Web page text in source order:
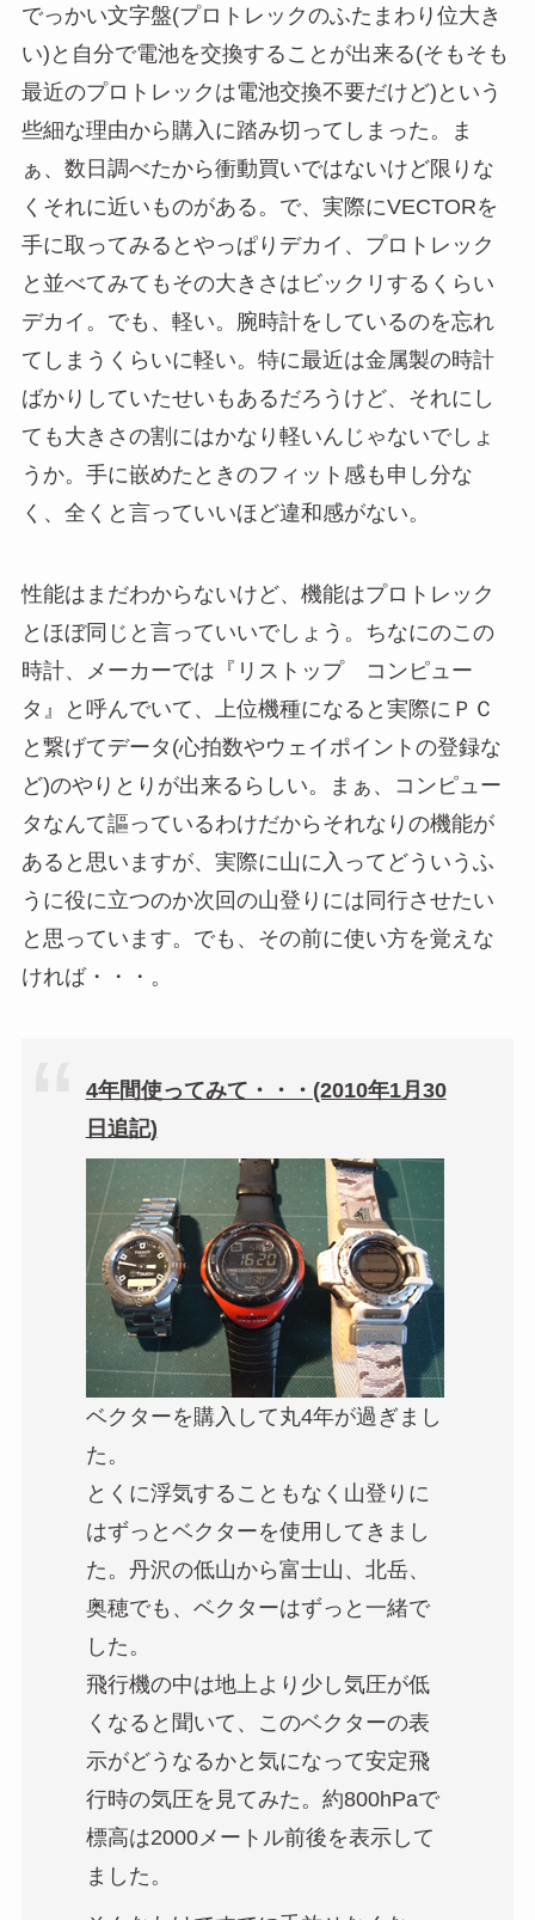
でっかい文字盤(プロトレックのふたまわり位大き
い)と自分で電池を交換することが出来る(そもそも
最近のプロトレックは電池交換不要だけど)という
些細な理由から購入に踏み切ってしまった。ま
ぁ、数日調べたから衝動買いではないけど限りな
くそれに近いものがある。で、実際にVECTORを
手に取ってみるとやっぱりデカイ、プロトレック
と並べてみてもその大きさはビックリするくらい
デカイ。でも、軽い。腕時計をしているのを忘れ
てしまうくらいに軽い。特に最近は金属製の時計
ばかりしていたせいもあるだろうけど、それにし
ても大きさの割にはかなり軽いんじゃないでしょ
うか。手に嵌めたときのフィット感も申し分な
く、全くと言っていいほど違和感がない。
性能はまだわからないけど、機能はプロトレック
とほぼ同じと言っていいでしょう。ちなにのこの
時計、メーカーでは『リストップ コンピュー
タ』と呼んでいて、上位機種になると実際にＰＣ
と繋げてデータ(心拍数やウェイポイントの登録な
ど)のやりとりが出来るらしい。まぁ、コンピュー
タなんて謳っているわけだからそれなりの機能が
あると思いますが、実際に山に入ってどういうふ
うに役に立つのか次回の山登りには同行させたい
と思っています。でも、その前に使い方を覚えな
ければ・・・。
4年間使ってみて・・・(2010年1月30
日追記)
ベクターを購入して丸4年が過ぎまし
た。
とくに浮気することもなく山登りに
はずっとベクターを使用してきまし
た。丹沢の低山から富士山、北岳、
奥穂でも、ベクターはずっと一緒で
した。
飛行機の中は地上より少し気圧が低
くなると聞いて、このベクターの表
示がどうなるかと気になって安定飛
行時の気圧を見てみた。約800hPaで
標高は2000メートル前後を表示して
ました。